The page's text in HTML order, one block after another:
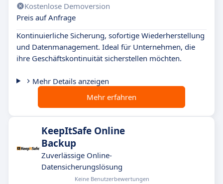
Kostenlose Demoversion
Preis auf Anfrage
Kontinuierliche Sicherung, sofortige Wiederherstellung
und Datenmanagement. Ideal für Unternehmen, die
ihre Geschäftskontinuität sicherstellen möchten.
Mehr Details anzeigen
Mehr erfahren
KeepItSafe Online
Backup
Zuverlässige Online-
Datensicherungslösung
Keine Benutzerbewertungen